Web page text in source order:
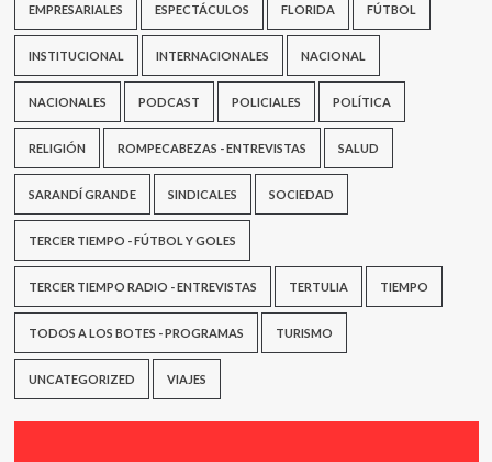
EMPRESARIALES ESPECTÁCULOS FLORIDA FÚTBOL
INSTITUCIONAL INTERNACIONALES NACIONAL
NACIONALES PODCAST POLICIALES POLÍTICA
RELIGIÓN ROMPECABEZAS - ENTREVISTAS SALUD
SARANDÍ GRANDE SINDICALES SOCIEDAD
TERCER TIEMPO - FÚTBOL Y GOLES
TERCER TIEMPO RADIO - ENTREVISTAS TERTULIA TIEMPO
TODOS A LOS BOTES - PROGRAMAS TURISMO
UNCATEGORIZED VIAJES